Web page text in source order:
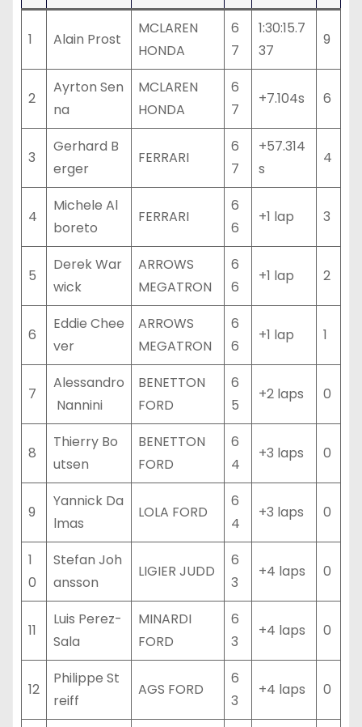
1 Alain Prost
MCLAREN
HONDA
6
7
1:30:15.7
37
9
2
Ayrton Sen
na
MCLAREN
HONDA
6
7
+7.104s 6
3
Gerhard B
erger
FERRARI
6
7
+57.314
s
4
4
Michele Al
boreto
FERRARI
6
6
+1 lap 3
5
Derek War
wick
ARROWS
MEGATRON
6
6
+1 lap 2
6
Eddie Chee
ver
ARROWS
MEGATRON
6
6
+1 lap 1
7
Alessandro
Nannini
BENETTON
FORD
6
5
+2 laps 0
8
Thierry Bo
utsen
BENETTON
FORD
6
4
+3 laps 0
9
Yannick Da
lmas
LOLA FORD
6
4
+3 laps 0
1
0
Stefan Joh
ansson
LIGIER JUDD
6
3
+4 laps 0
11
Luis Perez-
Sala
MINARDI
FORD
6
3
+4 laps 0
12
Philippe St
reiff
AGS FORD
6
3
+4 laps 0